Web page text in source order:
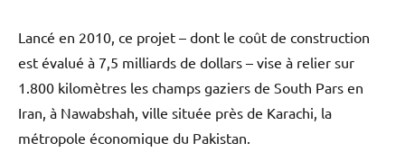
Lancé en 2010, ce projet – dont le coût de construction
est évalué à 7,5 milliards de dollars – vise à relier sur
1.800 kilomètres les champs gaziers de South Pars en
Iran, à Nawabshah, ville située près de Karachi, la
métropole économique du Pakistan.